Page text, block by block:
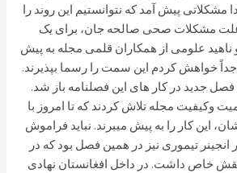
مشکلاتی پیش آمد که نتوانستیم این روند را
مشکلات صحی صالحه جان، برای یک
ناهيد علومی از همکاران قلمی مجله به پیش
جداً خواهش کردم این سمت را رسما بپذیرند.
فصل جدید در کار های این فصلنامه باز شد.
وکیفیت مجله تلاش کردند که تا امروز با
این کار را به پیش میبرند. نباید فراموش
تیموری نیز در همین فصل بود که در
خاص داشت. در داخل افغانستان نهادی